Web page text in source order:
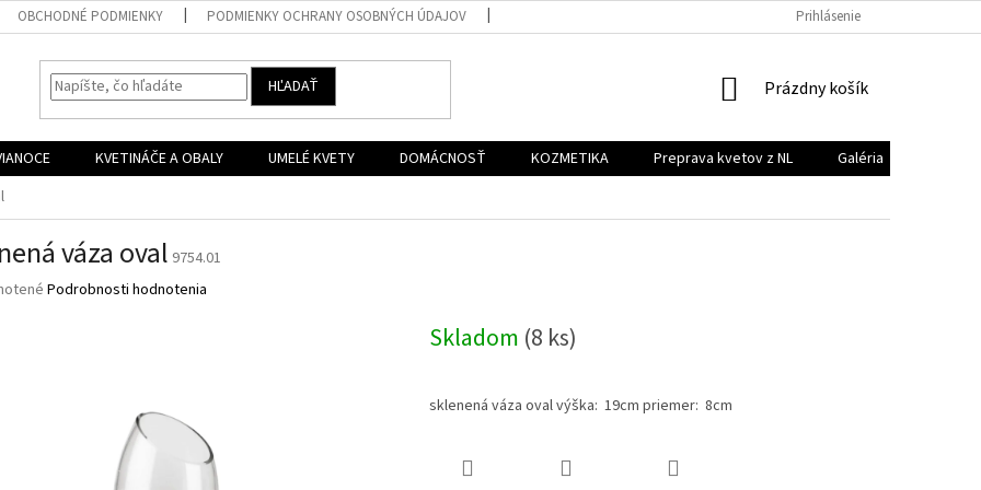
OBCHODNÉ PODMIENKY PODMIENKY OCHRANY OSOBNÝCH ÚDAJOV KONTAKT
Prihlásenie
HĽADAŤ
NÁKUPNÝ
Prázdny košík
KVETINÁČE A OBALY UMELÉ KVETY DOMÁCNOSŤ KOZMETIKA Preprava kvetov z NL Galéria
váza oval 9754.01
Podrobnosti hodnotenia
Skladom (8 ks)
sklenená váza oval výška: 19cm priemer: 8cm